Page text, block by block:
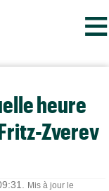
≡
heure
Zverev
Mis à jour le